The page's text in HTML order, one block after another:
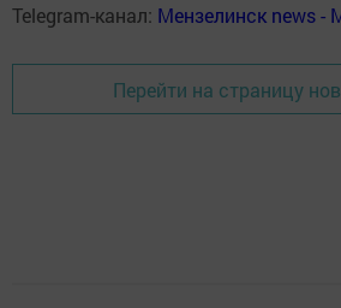
Telegram-канал: Мензелинск news -
Перейти на страницу